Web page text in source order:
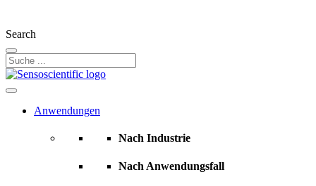
Search
Anwendungen
Nach Industrie
Nach Anwendungsfall